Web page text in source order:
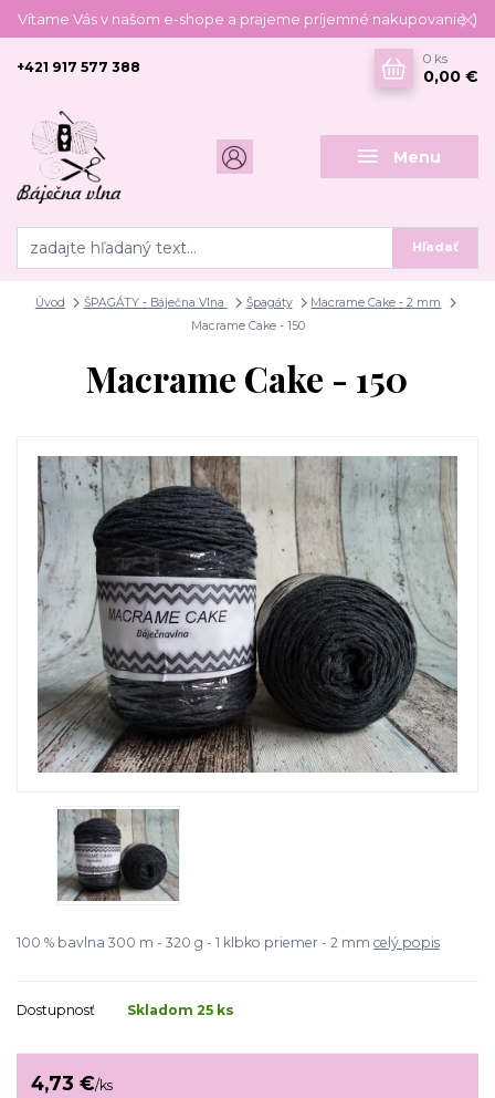
Vítame Vás v našom e-shope a prajeme príjemné nakupovanie :)
Menu
Hľadať
+421 917 577 388
0 ks
0,00 €
Úvod ŠPAGÁTY - Báječna Vlna Špagáty
Macrame Cake - 2 mm
Macrame Cake - 150
Macrame Cake - 150
100 % bavlna 300 m - 320 g - 1 klbko priemer - 2 mm celý popis
Dostupnosť Skladom 25 ks
4,73 €/ks